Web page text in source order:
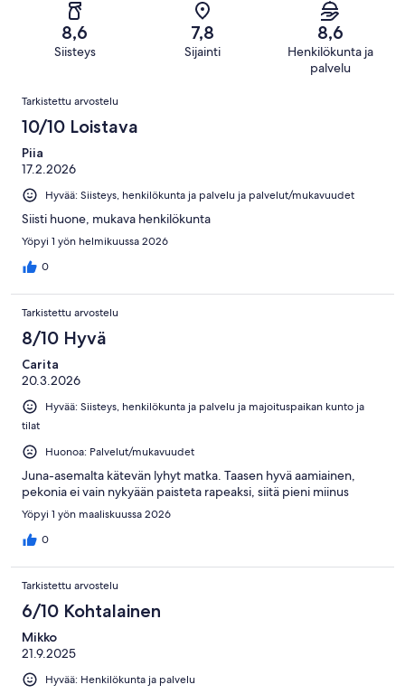
arvostelua
arvostelua
arvostelua
8,6
Siisteys
7,8
Sijainti
8,6
Henkilökunta ja
palvelu
Arvostelut
Tarkistettu arvostelu
10/10 Loistava
Piia
17.2.2026
Hyvää: Siisteys, henkilökunta ja palvelu ja palvelut/mukavuudet
Siisti huone, mukava henkilökunta
Yöpyi 1 yön helmikuussa 2026
0
Tarkistettu arvostelu
8/10 Hyvä
Carita
20.3.2026
Hyvää: Siisteys, henkilökunta ja palvelu ja majoituspaikan kunto ja
tilat
Huonoa: Palvelut/mukavuudet
Juna-asemalta kätevän lyhyt matka. Taasen hyvä aamiainen,
pekonia ei vain nykyään paisteta rapeaksi, siitä pieni miinus
Yöpyi 1 yön maaliskuussa 2026
0
Tarkistettu arvostelu
6/10 Kohtalainen
Mikko
21.9.2025
Hyvää: Henkilökunta ja palvelu